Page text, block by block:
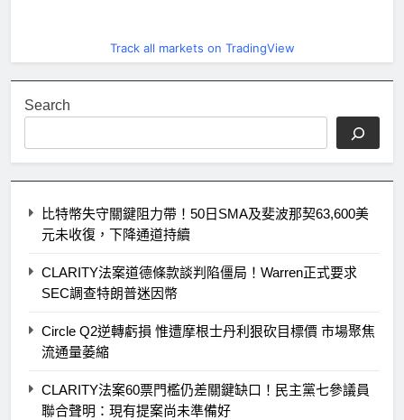
Track all markets on TradingView
Search
比特幣失守關鍵阻力帶！50日SMA及斐波那契63,600美
元未收復，下降通道持續
CLARITY法案道德條款談判陷僵局！Warren正式要求
SEC調查特朗普迷因幣
Circle Q2逆轉虧損 惟遭摩根士丹利狠砍目標價 市場聚焦
流通量萎縮
CLARITY法案60票門檻仍差關鍵缺口！民主黨七參議員
聯合聲明：現有提案尚未準備好